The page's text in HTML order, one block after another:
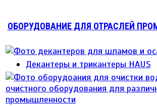
ОБОРУДОВАНИЕ ДЛЯ ОТРАСЛЕЙ
Декантеры и трикантеры HAUS